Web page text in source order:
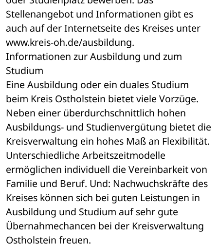
Stellenangebot und Informationen gibt es
auch auf der Internetseite des Kreises unter
www.kreis-oh.de/ausbildung.
Informationen zur Ausbildung und zum
Studium
Eine Ausbildung oder ein duales Studium
beim Kreis Ostholstein bietet viele Vorzüge.
Neben einer überdurchschnittlich hohen
Ausbildungs- und Studienvergütung bietet die
Kreisverwaltung ein hohes Maß an Flexibilität.
Unterschiedliche Arbeitszeitmodelle
ermöglichen individuell die Vereinbarkeit von
Familie und Beruf. Und: Nachwuchskräfte des
Kreises können sich bei guten Leistungen in
Ausbildung und Studium auf sehr gute
Übernahmechancen bei der Kreisverwaltung
Ostholstein freuen.